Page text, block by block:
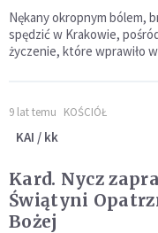
Nękany okropnym bólem,
spędzić w Krakowie,
życzenie, które wprawiło
9 lat temu KOŚCIÓŁ
KAI / kk
Kard. Nycz
Świątyni
Bożej